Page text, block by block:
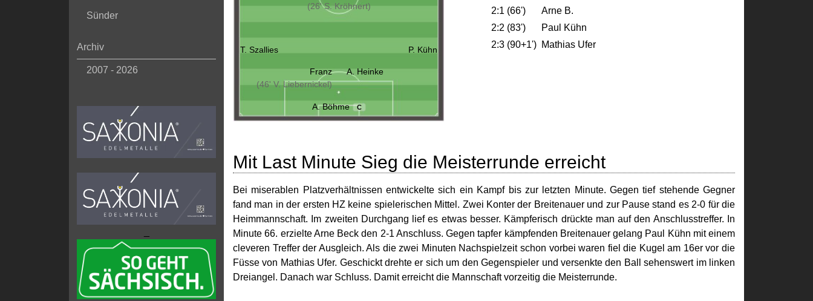
Sünder
Archiv
2007 - 2026
(26' S. Kröhnert)
T. Szallies P. Kühn
Franz
(46' V. Liebernickel)
A. Heinke
A. Böhme C
2:1 (66')
Arne B.
2:2 (83')
Paul Kühn
2:3 (90+1') Mathias Ufer
Mit Last Minute Sieg die Meisterrunde erreicht
Bei miserablen Platzverhältnissen entwickelte sich ein Kampf bis zur letzten Minute. Gegen tief stehende Gegner
fand man in der ersten HZ keine spielerischen Mittel. Zwei Konter der Breitenauer und zur Pause stand es 2-0 für die
Heimmannschaft. Im zweiten Durchgang lief es etwas besser. Kämpferisch drückte man auf den Anschlusstreffer. In
Minute 66. erzielte Arne Beck den 2-1 Anschluss. Gegen tapfer kämpfenden Breitenauer gelang Paul Kühn mit einem
cleveren Treffer der Ausgleich. Als die zwei Minuten Nachspielzeit schon vorbei waren fiel die Kugel am 16er vor die
Füsse von Mathias Ufer. Geschickt drehte er sich um den Gegenspieler und versenkte den Ball sehenswert im linken
Dreiangel. Danach war Schluss. Damit erreicht die Mannschaft vorzeitig die Meisterrunde.